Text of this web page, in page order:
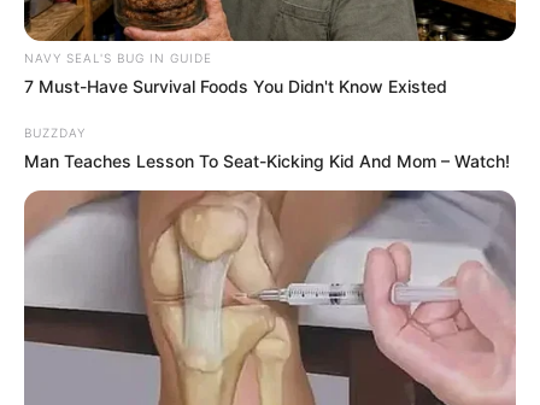
NAVY SEAL'S BUG IN GUIDE
7 Must-Have Survival Foods You Didn't Know Existed
BUZZDAY
Man Teaches Lesson To Seat-Kicking Kid And Mom – Watch!